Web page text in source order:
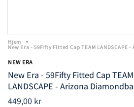
Hjem
New Era - 59Fifty Fitted Cap TEAM LANDSCAPE
NEW ERA
New Era - 59Fifty Fitted Cap TEAM
LANDSCAPE - Arizona
449,00 kr